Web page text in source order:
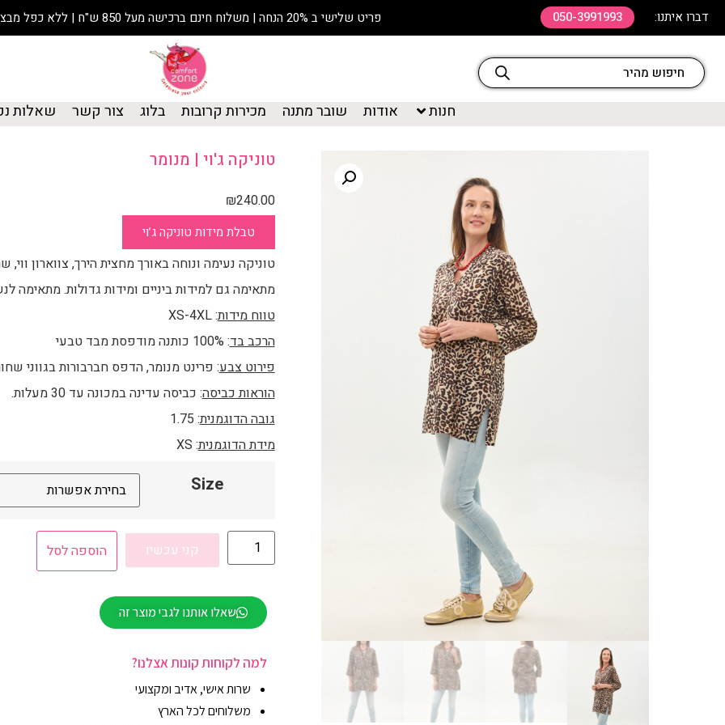
דברו איתנו: 050-3991993 פריט שלישי ב 20% הנחה | משלוח חינם ברכישה מעל 850 ש"ח | ללא כפל מבצעים
חנות אודות שובר מתנה מכירות קרובות בלוג צור קשר שאלות
טוניקה ג'וי | מנומר
₪240.00
טבלת מידות טוניקה ג’וי
טוניקה נעימה ונוחה באורך מחצית הירך, צווארון ווי, שרוולים באורך
מתאימה גם למידות ביניים ומידות גדולות. מתאימה
טווח מידות: XS-4XL
הרכב בד: 100% כותנה מודפסת מבד טבעי
פירוט צבע: פרינט מנומר, הדפס חברבורות בגווני
הוראות כביסה: כביסה עדינה במכונה עד 30 מעלות.
גובה הדוגמנית: 1.75
מידת הדוגמנית: XS
Size
קני עכשיו הוספה לסל
שאלו אותנו לגבי מוצר זה
למה לקוחות קונות אצלנו?
שרות אישי, אדיב ומקצועי
משלוחים לכל הארץ